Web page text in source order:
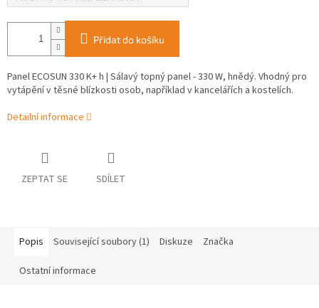
Přidat do košíku
Panel ECOSUN 330 K+ h | Sálavý topný panel - 330 W, hnědý. Vhodný pro
vytápění v těsné blízkosti osob, například v kancelářích a kostelích.
Detailní informace
ZEPTAT SE SDÍLET
Popis Související soubory (1) Diskuze Značka
Ostatní informace